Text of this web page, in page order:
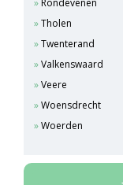
Tholen
Twenterand
Valkenswaard
Veere
Woensdrecht
Woerden